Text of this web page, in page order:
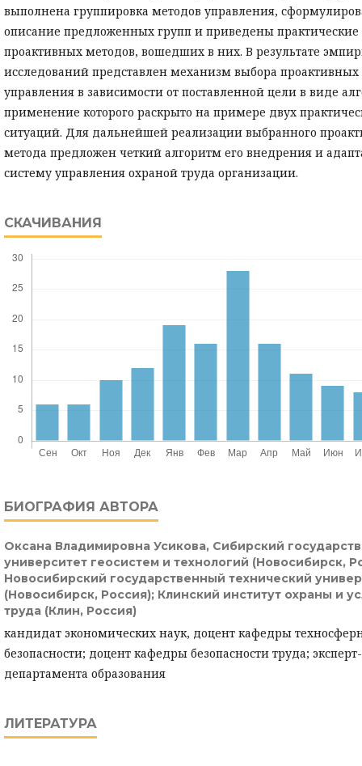
выполнена группировка методов управления,
описание предложенных групп и приведены
проактивных методов, вошедших в них. В результате
исследований представлен механизм выбора проактивных
управления в зависимости от поставленной цели в виде
применение которого раскрыто на примере двух
ситуаций. Для дальнейшей реализации выбранного
метода предложен четкий алгоритм его внедрения и
систему управления охраной труда организации.
СКАЧИВАНИЯ
БИОГРАФИЯ АВТОРА
Оксана Владимировна Усикова, Сибирский
университет геосистем и технологий (Новосибирск,
Новосибирский государственный технический
(Новосибирск, Россия); Клинский институт охраны и
труда (Клин, Россия)
кандидат экономических наук, доцент кафедры
безопасности; доцент кафедры безопасности труда;
департамента образования
ЛИТЕРАТУРА